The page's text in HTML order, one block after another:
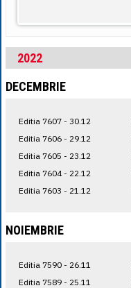
2022
DECEMBRIE
Editia 7607 - 30.12
Editia 7606 - 29.12
Editia 7605 - 23.12
Editia 7604 - 22.12
Editia 7603 - 21.12
NOIEMBRIE
Editia 7590 - 26.11
Editia 7589 - 25.11